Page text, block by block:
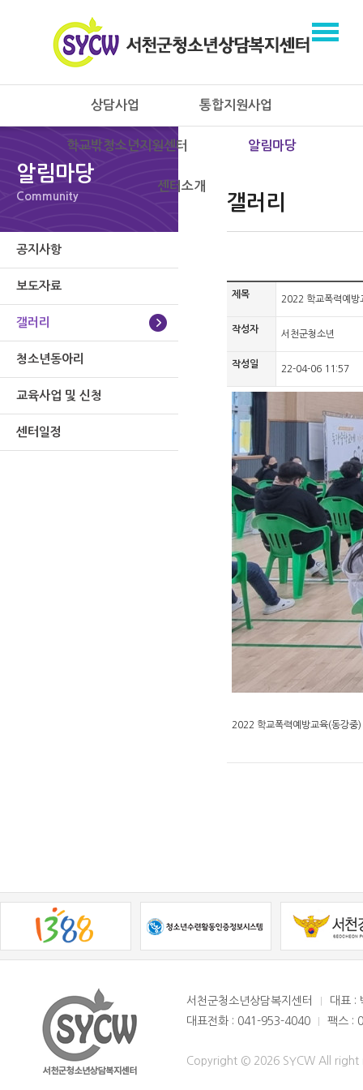
상담사업 통합지원사업
학교밖청소년지원센터 알림마당
센터소개
알림마당
Community
공지사항
보도자료
갤러리
청소년동아리
교육사업 및 신청
센터일정
갤러리
제목 2022 학교폭력예방
작성자 서천군청소년
작성일 22-04-06 11:57
2022 학교폭력예방교육(동강중)
서천군청소년상담복지센터
대표 :
대표전화 : 041-953-4040
팩스 :
Copyright © 2026 SYCW All right